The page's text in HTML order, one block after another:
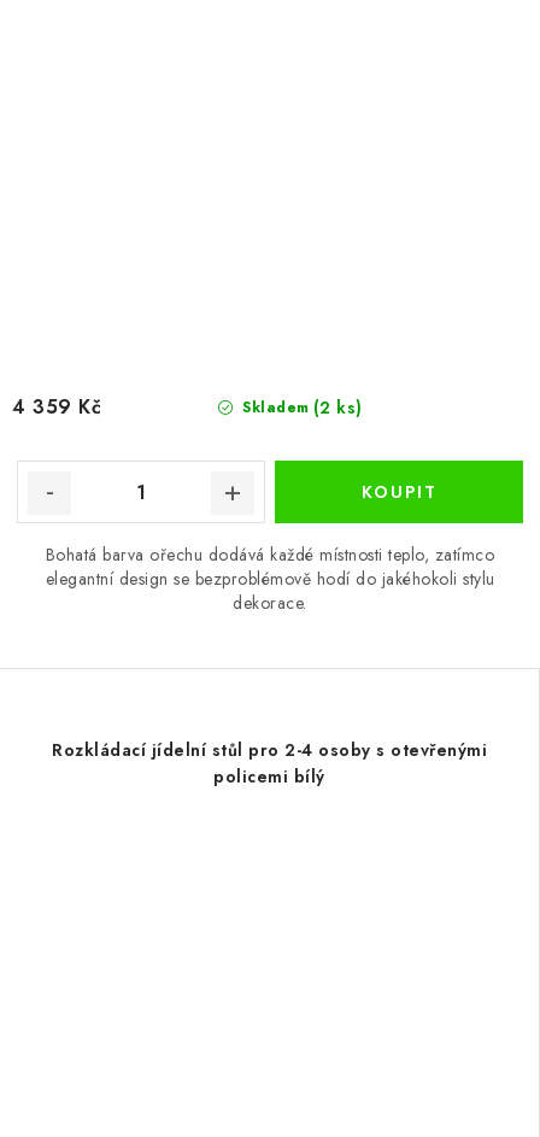
Skladem (2 ks)
4 359 Kč
Bohatá barva ořechu dodává každé místnosti teplo, zatímco
elegantní design se bezproblémově hodí do jakéhokoli stylu
dekorace.
Rozkládací jídelní stůl pro 2-4 osoby s otevřenými
policemi bílý